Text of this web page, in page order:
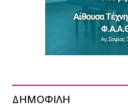
ΔΗΜΟΦΙΛΗ